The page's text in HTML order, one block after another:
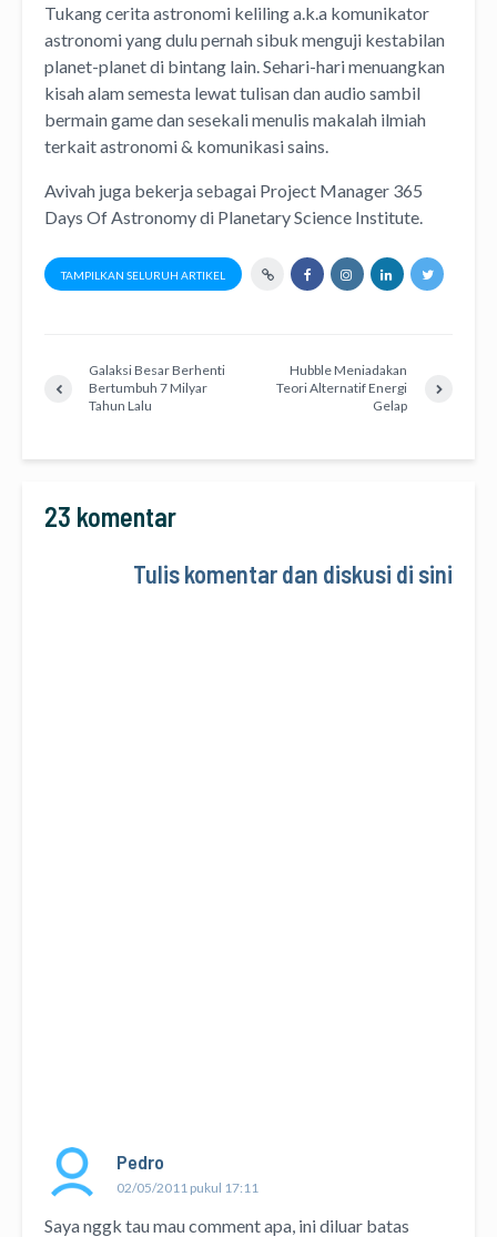
Tukang cerita astronomi kelilinga.k.a komunikator
astronomiyang dulu pernah sibuk menguji kestabilan
planet-planet di bintang lain. Sehari-hari menuangkan
kisah alam semesta lewattulisandanaudio sambil
bermain game dan sesekali menulis makalah ilmiah
terkait astronomi & komunikasi sains.
Avivah juga bekerja sebagai Project Manager 365
Days Of Astronomydi Planetary Science Institute.
TAMPILKAN SELURUH ARTIKEL
Galaksi Besar Berhenti
Bertumbuh 7 Milyar
Tahun Lalu
Hubble Meniadakan
Teori Alternatif Energi
Gelap
23 komentar
Tulis komentar dan diskusi di sini
Pedro
02/05/2011 pukul 17:11
Saya nggk tau mau comment apa, ini diluar batas